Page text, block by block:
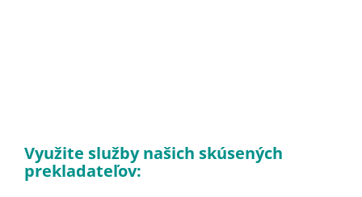
Využite služby našich skúsených
prekladateľov: